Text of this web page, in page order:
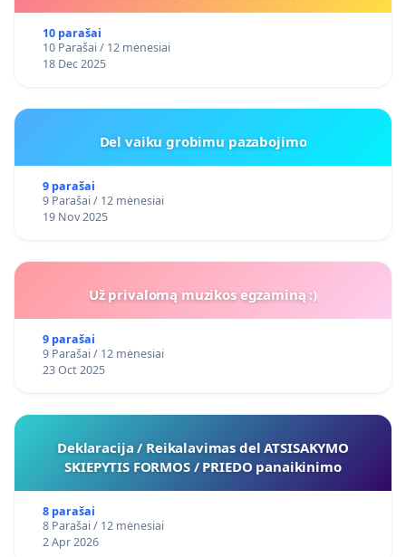
10 parašai
10 Parašai / 12 mėnesiai
18 Dec 2025
Del vaiku grobimu pazabojimo
9 parašai
9 Parašai / 12 mėnesiai
19 Nov 2025
Už privalomą muzikos egzaminą :)
9 parašai
9 Parašai / 12 mėnesiai
23 Oct 2025
Deklaracija / Reikalavimas del ATSISAKYMO
SKIEPYTIS FORMOS / PRIEDO panaikinimo
8 parašai
8 Parašai / 12 mėnesiai
2 Apr 2026